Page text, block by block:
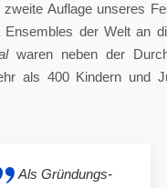
Auflage unseres
der Welt an
waren neben der
als 400 Kindern und
Als Gründungs-